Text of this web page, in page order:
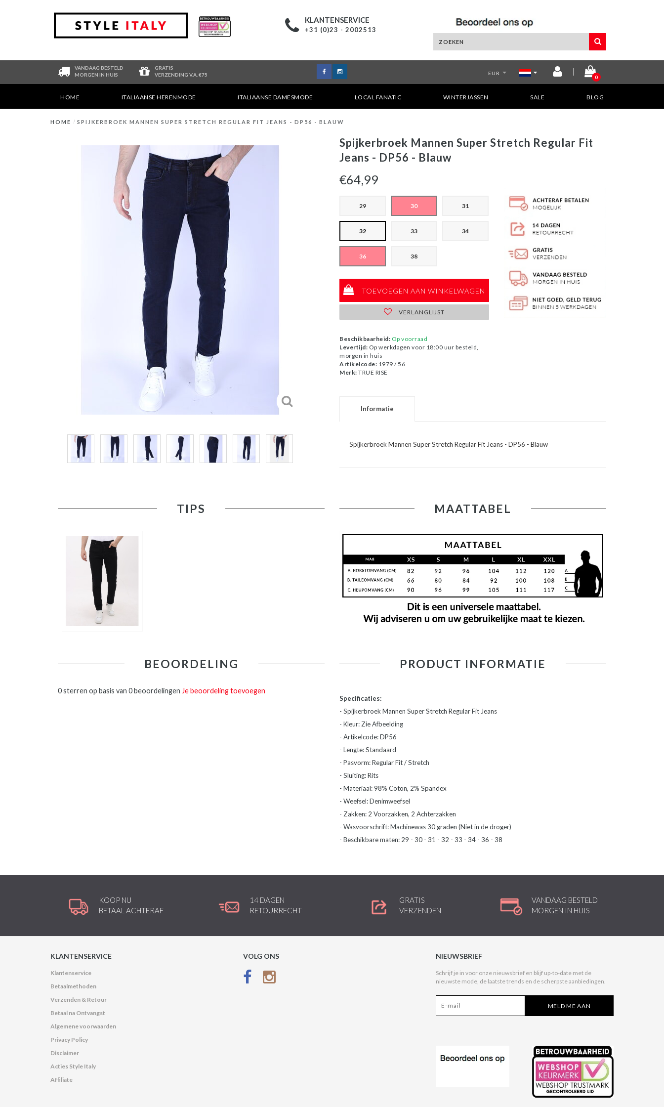
KLANTENSERVICE
+31 (0)23 - 2002513
VANDAAG BESTELD
MORGEN IN HUIS
GRATIS
VERZENDING V.A. €75
EUR
0
HOME ITALIAANSE HERENMODE ITALIAANSE DAMESMODE LOCAL FANATIC WINTERJASSEN SALE BLOG
HOME / SPIJKERBROEK MANNEN SUPER STRETCH REGULAR FIT JEANS - DP56 - BLAUW
Spijkerbroek Mannen Super Stretch Regular Fit
Jeans - DP56 - Blauw
€64,99
29 30 31
32 33 34
36 38
TOEVOEGEN AAN WINKELWAGEN
VERLANGLIJST
Beschikbaarheid: Op voorraad
Levertijd: Op werkdagen voor 18:00 uur besteld,
morgen in huis
Artikelcode: 1979 / 56
Merk: TRUE RISE
Informatie
Spijkerbroek Mannen Super Stretch Regular Fit Jeans - DP56 - Blauw
TIPS MAATTABEL
BEOORDELING
0 sterren op basis van 0 beoordelingen Je beoordeling toevoegen
PRODUCT INFORMATIE
Specificaties:
- Spijkerbroek Mannen Super Stretch Regular Fit Jeans
- Kleur: Zie Afbeelding
- Artikelcode: DP56
- Lengte: Standaard
- Pasvorm: Regular Fit / Stretch
- Sluiting: Rits
- Materiaal: 98% Coton, 2% Spandex
- Weefsel: Denimweefsel
- Zakken: 2 Voorzakken, 2 Achterzakken
- Wasvoorschrift: Machinewas 30 graden (Niet in de droger)
- Beschikbare maten: 29 - 30 - 31 - 32 - 33 - 34 - 36 - 38
KOOP NU
BETAAL ACHTERAF
14 DAGEN
RETOURRECHT
GRATIS
VERZENDEN
VANDAAG BESTELD
MORGEN IN HUIS
KLANTENSERVICE
Klantenservice
Betaalmethoden
Verzenden & Retour
Betaal na Ontvangst
Algemene voorwaarden
Privacy Policy
Disclaimer
Acties Style Italy
Affiliate
VOLG ONS NIEUWSBRIEF
Schrijf je in voor onze nieuwsbrief en blijf up-to-date met de
nieuwste mode, de laatste trends en de scherpste aanbiedingen.
MELD ME AAN